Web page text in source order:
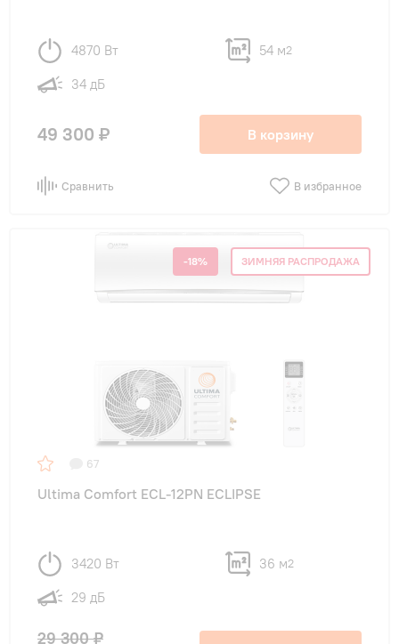
4870 Вт 54 м2
34 дБ
49 300 ₽ В корзину
Сравнить В избранное
-18% ЗИМНЯЯ РАСПРОДАЖА
67
Ultima Comfort ECL-12PN ECLIPSE
3420 Вт 36 м2
29 дБ
29 300 ₽